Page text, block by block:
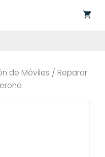
de Móviles / Reparar